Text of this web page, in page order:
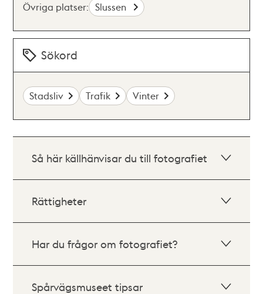
Övriga platser: Slussen
Sökord
Stadsliv Trafik Vinter
Så här källhänvisar du till fotografiet
Rättigheter
Har du frågor om fotografiet?
Spårvägsmuseet tipsar